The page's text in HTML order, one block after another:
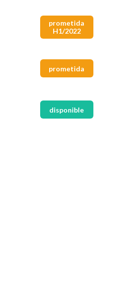
prometida
H1/2022
prometida
disponible